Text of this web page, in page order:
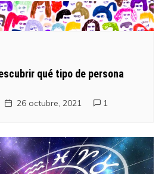
qué tipo de persona
26 octubre, 2021 1